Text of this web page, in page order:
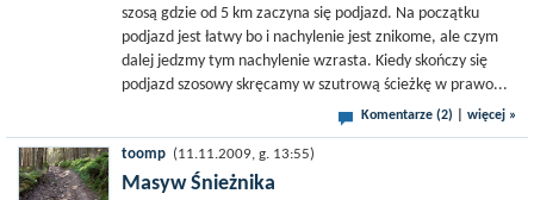
szosą gdzie od 5 km zaczyna się podjazd. Na początku
podjazd jest łatwy bo i nachylenie jest znikome, ale czym
dalej jedzmy tym nachylenie wzrasta. Kiedy skończy się
podjazd szosowy skręcamy w szutrową ścieżkę w prawo...
Komentarze (2) więcej »
toomp (11.11.2009, g. 13:55)
Masyw Śnieżnika